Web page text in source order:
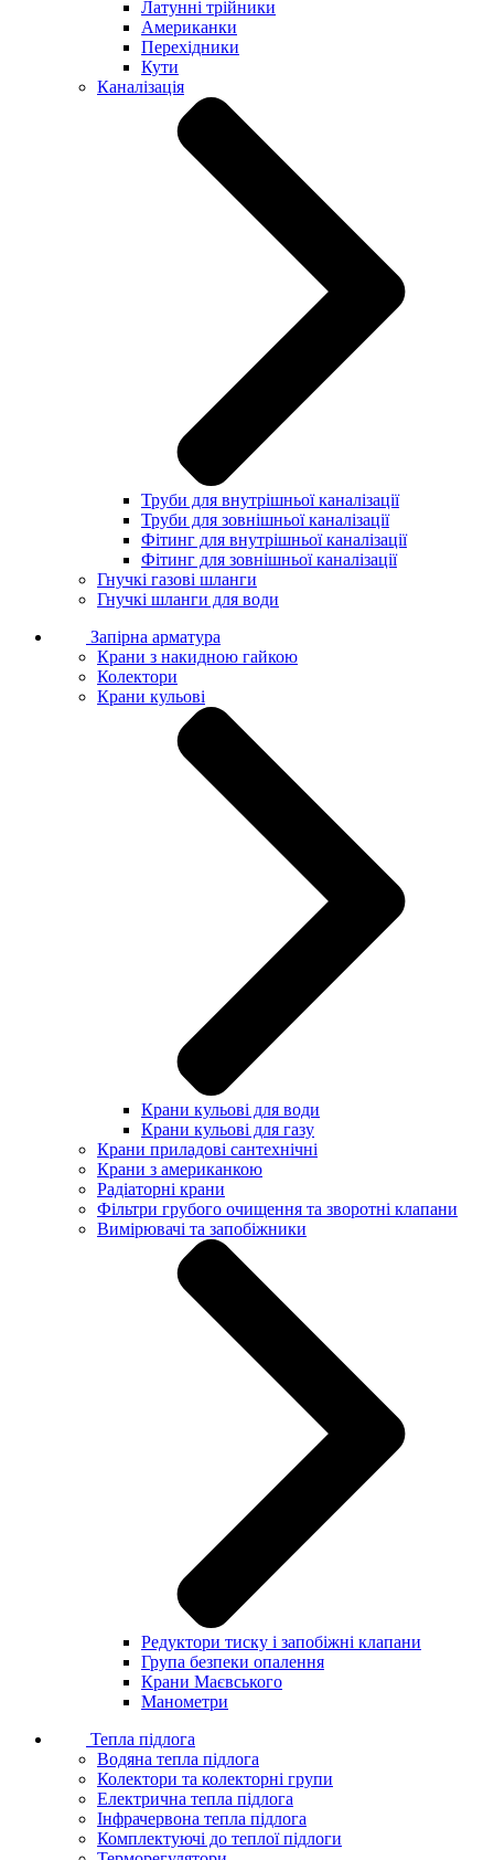
Латунні трійники
Американки
Перехідники
Кути
Каналізація
Труби для внутрішньої каналізації
Труби для зовнішньої каналізації
Фітинг для внутрішньої каналізації
Фітинг для зовнішньої каналізації
Гнучкі газові шланги
Гнучкі шланги для води
Запірна арматура
Крани з накидною гайкою
Колектори
Крани кульові
Крани кульові для води
Крани кульові для газу
Крани приладові сантехнічні
Крани з американкою
Радіаторні крани
Фільтри грубого очищення та зворотні клапани
Вимірювачі та запобіжники
Редуктори тиску і запобіжні клапани
Група безпеки опалення
Крани Маєвського
Манометри
Тепла підлога
Водяна тепла підлога
Колектори та колекторні групи
Електрична тепла підлога
Інфрачервона тепла підлога
Комплектуючі до теплої підлоги